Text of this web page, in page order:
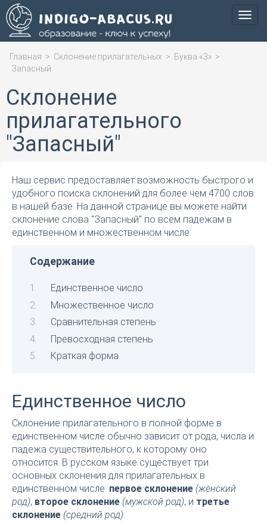
Меню
Главная > Склонение прилагательных > Буква «З» >
Запасный
Склонение
прилагательного
"Запасный"
Наш сервис предоставляет возможность быстрого и
удобного поиска склонений для более чем 4700 слов
в нашей базе. На данной странице вы можете найти
склонение слова "Запасный" по всем падежам в
единственном и множественном числе.
Содержание
Единственное число
Множественное число
Сравнительная степень
Превосходная степень
Краткая форма
Единственное число
Склонение прилагательного в полной форме в
единственном числе обычно зависит от рода, числа и
падежа существительного, к которому оно
относится. В русском языке существует три
основных склонения для прилагательных в
единственном числе: первое склонение (женский
род), второе склонение (мужской род), и третье
склонение (средний род).